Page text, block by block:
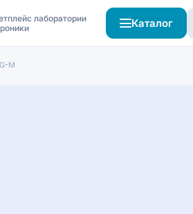
лаборатории
Каталог
M